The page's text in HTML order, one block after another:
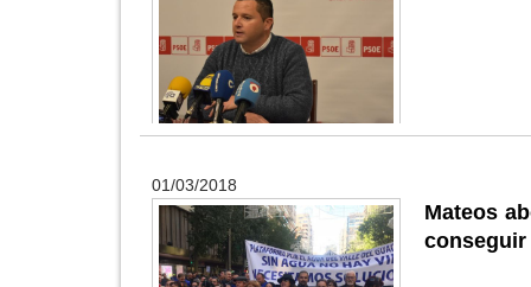
01/03/2018
Mateos
conseguir